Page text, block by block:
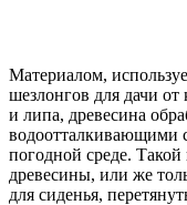
Материалом,
шезлонгов для дачи
и липа, древесина
водоотталкивающими
погодной среде.
древесины, или же
для сиденья,